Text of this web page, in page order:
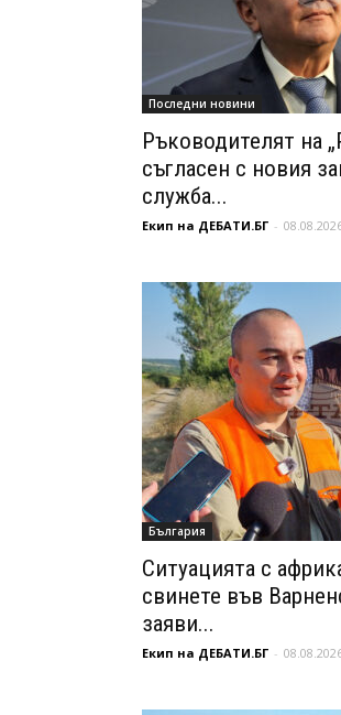
Последни новини
Ръководителят на
съгласен с новия
служба...
Екип на ДЕБАТИ.БГ -
България
Ситуацията с
свинете във
заяви...
Екип на ДЕБАТИ.БГ -